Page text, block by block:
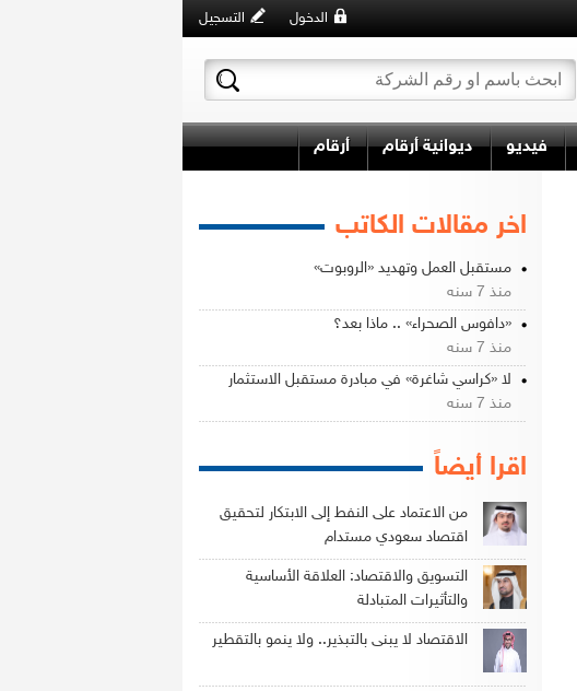
التسجيل الدخول
فيديو ديوانية أرقام أرقام
اخر مقالات الكاتب
مستقبل العمل وتهديد «الروبوت»
منذ 7 سنه
«دافوس الصحراء» .. ماذا بعد؟
منذ 7 سنه
لا «كراسي شاغرة» في مبادرة مستقبل الاستثمار
منذ 7 سنه
اقرا أيضاً
من الاعتماد على النفط إلى الابتكار لتحقيق
اقتصاد سعودي مستدام
التسويق والاقتصاد: العلاقة الأساسية
والتأثيرات المتبادلة
الاقتصاد لا يبنى بالتبذير.. ولا ينمو بالتقطير